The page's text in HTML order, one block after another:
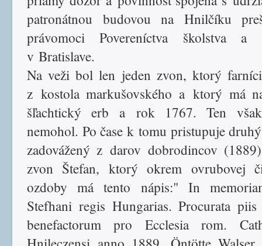
patronátnou budovou na Hnilčíku
právomoci Povereníctva školstva a
v Bratislave.
Na veži bol len jeden zvon, ktorý
z kostola markušovského a ktorý má
šľachtický erb a rok 1767. Ten
nemohol. Po čase k tomu pristupuje
zadovážený z darov dobrodincov
zvon Štefan, ktorý okrem ovrubovej
ozdoby má tento nápis:" In
Stefhani regis Hungarias. Procurata
benefactorum pro Ecclesia rom.